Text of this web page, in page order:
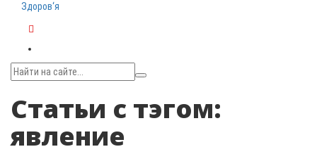
Здоров‘я
Статьи с тэгом:
явление